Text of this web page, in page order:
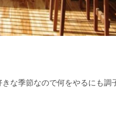
な季節なので何をやるにも調